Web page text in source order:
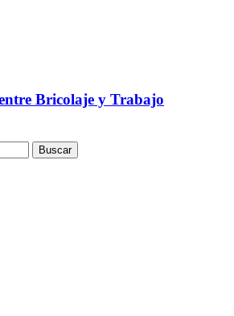
Bricolaje y Trabajo
Buscar